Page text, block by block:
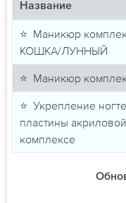
Название
⭐ Маникюр
КОШКА/ЛУННЫЙ
⭐ Маникюр
⭐ Укрепление
пластины
комплексе